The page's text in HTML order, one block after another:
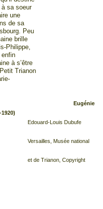
sa soeur
une
de sa
Peu
brille
Philippe,
enfin
à s’être
Trianon
Eugénie
Dubufe
national
Copyright